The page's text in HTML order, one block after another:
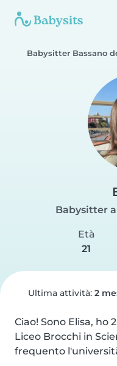
Babysitter Bassano
Babysitter
Età
21
Ultima attività: 2
Ciao! Sono Elisa, ho
Liceo Brocchi in
frequento